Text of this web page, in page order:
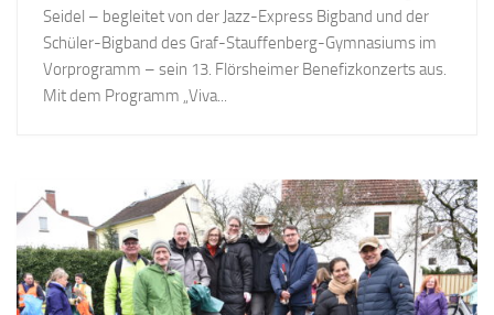
Seidel – begleitet von der Jazz-Express Bigband und der
Schüler-Bigband des Graf-Stauffenberg-Gymnasiums im
Vorprogramm – sein 13. Flörsheimer Benefizkonzerts aus.
Mit dem Programm „Viva...